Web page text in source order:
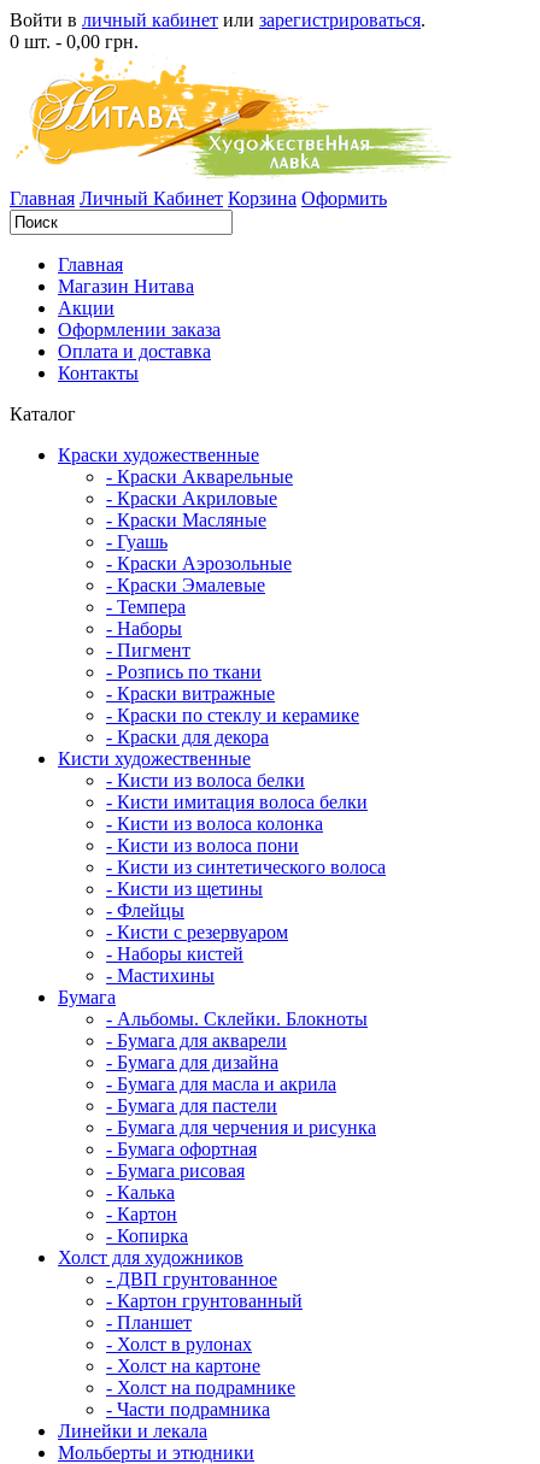
Войти в личный кабинет или зарегистрироваться.
0 шт. - 0,00 грн.
Главная Личный Кабинет Корзина Оформить
Главная
Магазин Нитава
Акции
Оформлении заказа
Оплата и доставка
Контакты
Каталог
Краски художественные
- Краски Акварельные
- Краски Акриловые
- Краски Масляные
- Гуашь
- Краски Аэрозольные
- Краски Эмалевые
- Темпера
- Наборы
- Пигмент
- Розпись по ткани
- Краски витражные
- Краски по стеклу и керамике
- Краски для декора
Кисти художественные
- Кисти из волоса белки
- Кисти имитация волоса белки
- Кисти из волоса колонка
- Кисти из волоса пони
- Кисти из синтетического волоса
- Кисти из щетины
- Флейцы
- Кисти с резервуаром
- Наборы кистей
- Мастихины
Бумага
- Альбомы. Склейки. Блокноты
- Бумага для акварели
- Бумага для дизайна
- Бумага для масла и акрила
- Бумага для пастели
- Бумага для черчения и рисунка
- Бумага офортная
- Бумага рисовая
- Калька
- Картон
- Копирка
Холст для художников
- ДВП грунтованное
- Картон грунтованный
- Планшет
- Холст в рулонах
- Холст на картоне
- Холст на подрамнике
- Части подрамника
Линейки и лекала
Мольберты и этюдники